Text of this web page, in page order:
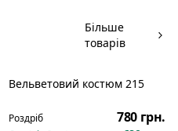
Більше
товарів
Вельветовий костюм 215
Роздріб 780 грн.